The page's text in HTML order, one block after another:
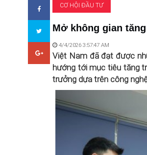
CƠ HỘI ĐẦU TƯ
Mở không gian
4/4/2026 3:57:47 AM
Việt Nam đã đạt được
hướng tới mục tiêu tăng
trưởng dựa trên công